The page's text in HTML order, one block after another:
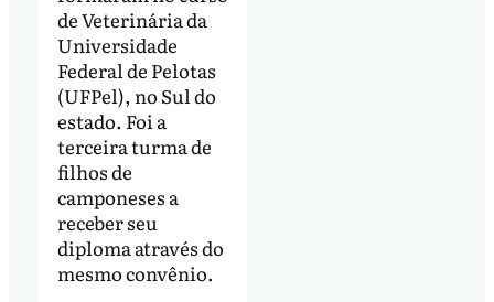
de Veterinária da
Universidade
Federal de Pelotas
(UFPel), no Sul do
estado. Foi a
terceira turma de
filhos de
camponeses a
receber seu
diploma através do
mesmo convênio.